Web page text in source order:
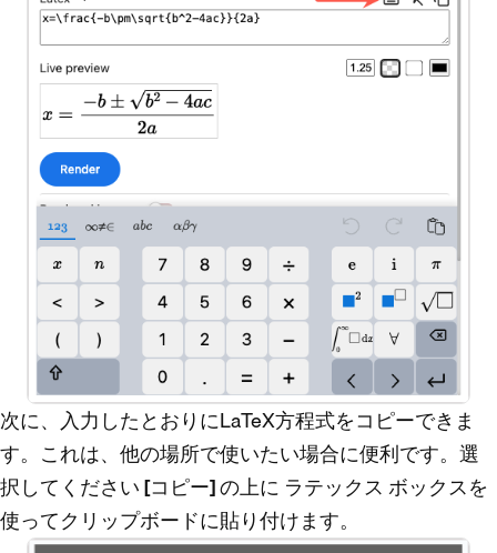
次に、入力したとおりにLaTeX方程式をコピーできま
す。これは、他の場所で使いたい場合に便利です。選
択してください[コピー]の上に ラテックス ボックスを
使ってクリップボードに貼り付けます。